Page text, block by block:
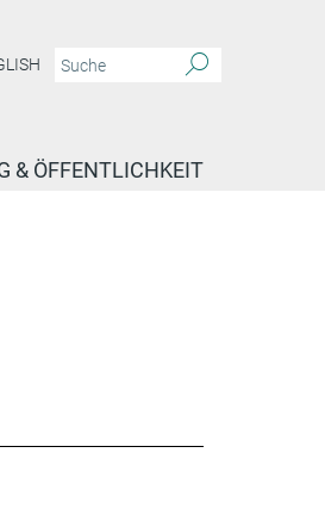
& ÖFFENTLICHKEIT